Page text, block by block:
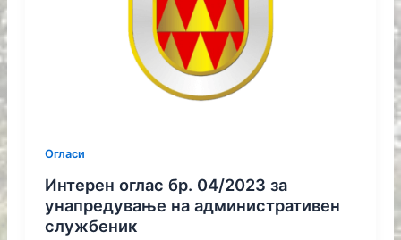
Огласи
Интерен оглас бр. 04/2023 за
унапредување на административен
службеник